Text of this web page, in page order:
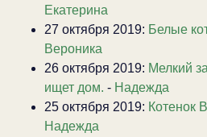
Екатерина
27 октября 2019: Белые
Вероника
26 октября 2019: Мелкий
ищет дом. - Надежда
25 октября 2019: Котенок
Надежда